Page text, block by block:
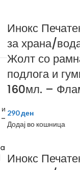
Инокс
за храна/
Жолт со
подлога и
160мл. –
290ден
Додај во кошница
Инокс